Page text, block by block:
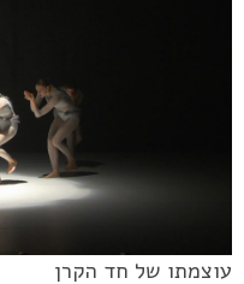
עוצמתו של חד הקרן